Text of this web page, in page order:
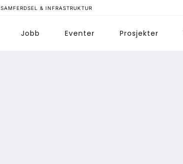
SAMFERDSEL & INFRASTRUKTUR
Jobb Eventer Prosjekter